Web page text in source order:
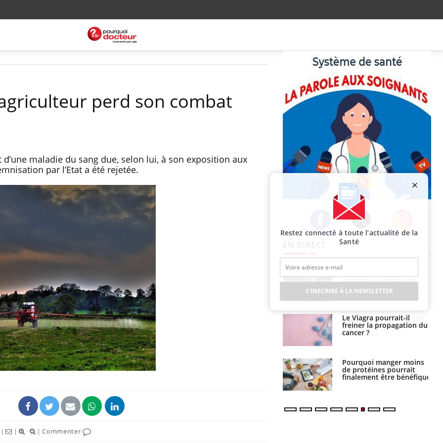
perd son combat
maladie du sang due, selon lui, à son exposition aux
par l’Etat a été rejetée.
| | |Commenter
Facebook Twitter Instagram
West Nile : que se passe-
t-il dans le sud de la
France ?
Les médicaments GLP-1
protègent-ils aussi les os
?
Cytomégalovirus : ce qui
change dans la prise en
pourquoi le risque de
noyade grimpe-t-il ?
Le Viagra pourrait-il
freiner la propagation du
cancer ?
Pourquoi manger moins
de protéines pourrait
finalement être bénéfique
Restez connecté à toute l’actualité de la
Santé
S'INSCRIRE À LA NEWSLETTER